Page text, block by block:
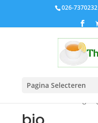
026-7370232
Pagina Selecteren